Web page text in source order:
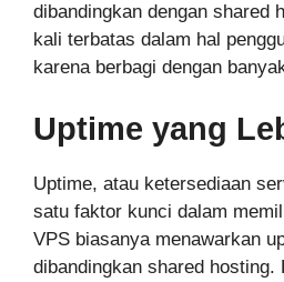
dibandingkan dengan shared
kali terbatas dalam hal
karena berbagi dengan
Uptime yang
Uptime, atau ketersediaan
satu faktor kunci dalam
VPS biasanya menawarkan
dibandingkan shared hosting.